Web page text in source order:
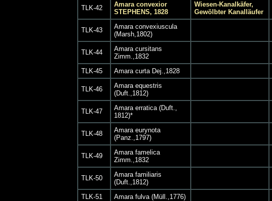
TLK-42
Amara convexior
STEPHENS, 1828
Wiesen-Kanalkäfer,
Gewölbter Kanalläufer
TLK-43
Amara convexiuscula
(Marsh,1802)
TLK-44
Amara cursitans
Zimm.,1832
TLK-45 Amara curta Dej.,1828
TLK-46
Amara equestris
(Duft.,1812)
TLK-47
Amara erratica (Duft.,
1812)*
TLK-48
Amara eurynota
(Panz.,1797)
TLK-49
Amara famelica
Zimm.,1832
TLK-50
Amara familiaris
(Duft.,1812)
TLK-51 Amara fulva (Müll.,1776)